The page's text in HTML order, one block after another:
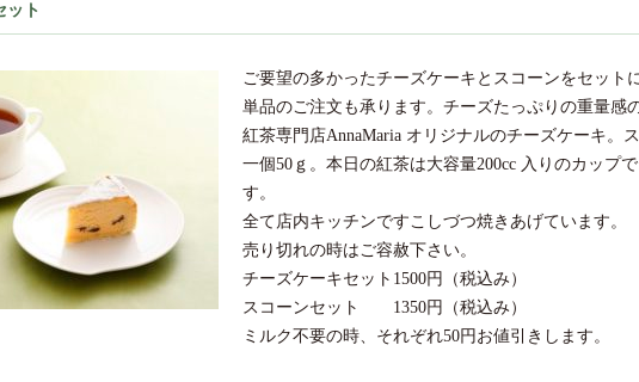
ット
ご要望の多かったチーズケーキとスコーンをセット
単品のご注文も承ります。チーズたっぷりの重量感
紅茶専門店AnnaMaria オリジナルのチーズケーキ。
一個50ｇ。本日の紅茶は大容量200cc 入りのカップ
す。
全て店内キッチンですこしづつ焼きあげています。
売り切れの時はご容赦下さい。
チーズケーキセット1500円（税込み）
スコーンセット 1350円（税込み）
ミルク不要の時、それぞれ50円お値引きします。